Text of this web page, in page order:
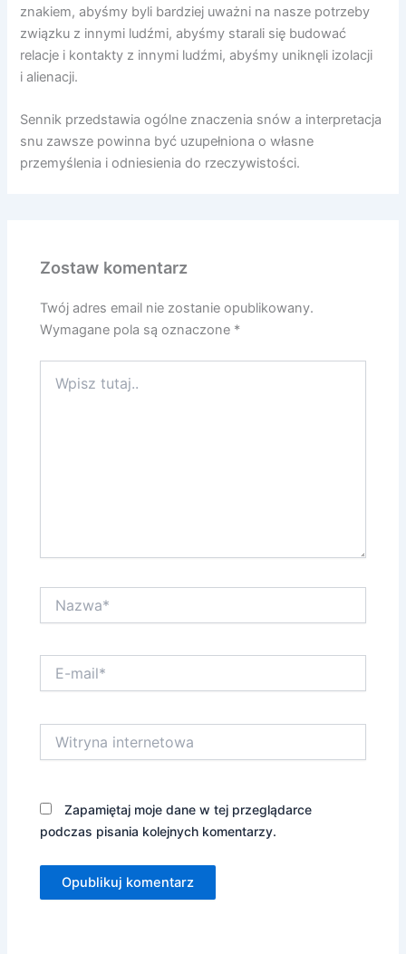
znakiem, abyśmy byli bardziej uważni na nasze potrzeby
związku z innymi ludźmi, abyśmy starali się budować
relacje i kontakty z innymi ludźmi, abyśmy uniknęli izolacji
i alienacji.
Sennik przedstawia ogólne znaczenia snów a interpretacja
snu zawsze powinna być uzupełniona o własne
przemyślenia i odniesienia do rzeczywistości.
Zostaw komentarz
Twój adres email nie zostanie opublikowany.
Wymagane pola są oznaczone *
tutaj..
mail*
internetowa
Zapamiętaj moje dane w tej przeglądarce
podczas pisania kolejnych komentarzy.